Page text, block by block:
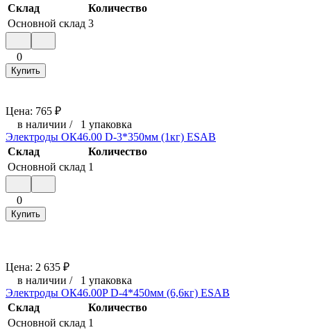
Склад
Количество
Основной склад 3
0
Купить
Цена: 765 ₽
в наличии / 1 упаковка
Электроды ОК46.00 D-3*350мм (1кг) ESAB
Склад
Количество
Основной склад 1
0
Купить
Цена: 2 635 ₽
в наличии / 1 упаковка
Электроды ОК46.00P D-4*450мм (6,6кг) ESAB
Склад
Количество
Основной склад 1